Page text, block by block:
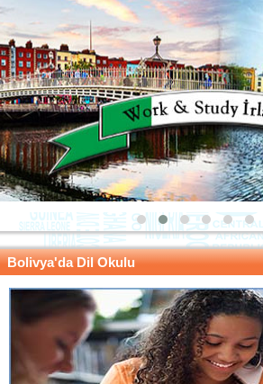
Bolivya'da Dil Okulu